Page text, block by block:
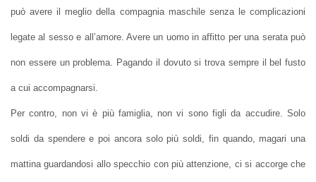
può avere il meglio della compagnia maschile senza le complicazioni
legate al sesso e all’amore. Avere un uomo in affitto per una serata può
non essere un problema. Pagando il dovuto si trova sempre il bel fusto
a cui accompagnarsi.
Per contro, non vi è più famiglia, non vi sono figli da accudire. Solo
soldi da spendere e poi ancora solo più soldi, fin quando, magari una
mattina guardandosi allo specchio con più attenzione, ci si accorge che